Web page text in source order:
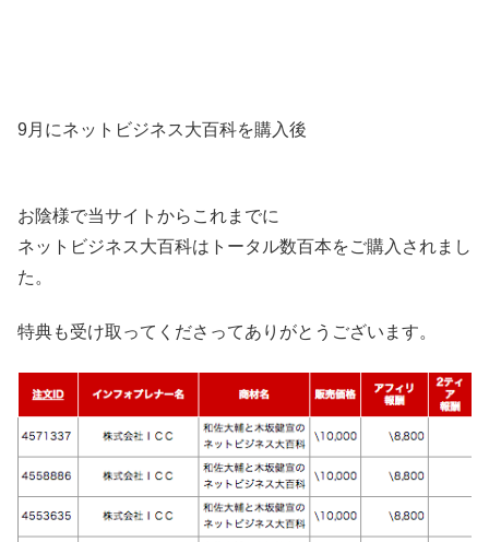
9月にネットビジネス大百科を購入後
お陰様で当サイトからこれまでに
ネットビジネス大百科はトータル数百本をご購入されまし
た。
特典も受け取ってくださってありがとうございます。